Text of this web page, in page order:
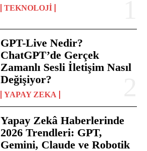
TEKNOLOJI
GPT-Live Nedir?
ChatGPT’de Gerçek
Zamanlı Sesli İletişim Nasıl
Değişiyor?
YAPAY ZEKA
Yapay Zekâ Haberlerinde
2026 Trendleri: GPT,
Gemini, Claude ve Robotik